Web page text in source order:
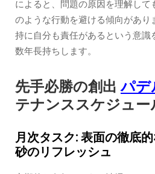
によると、問題の原因を理解して
のような行動を避ける傾向があり
持に自分も責任があるという意識
数年長持ちします。
先手必勝の創出パデ
テナンススケジュー
月次タスク: 表面の徹底
砂のリフレッシュ